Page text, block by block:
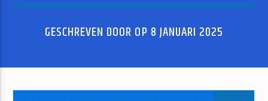
HUIDIG NUMMER
GESCHREVEN DOOR OP 8 JANUARI 2025